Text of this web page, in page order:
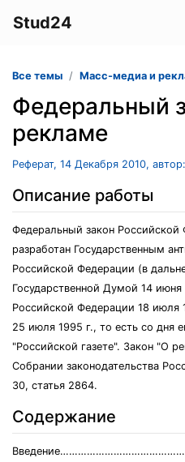
Stud24
Все темы Масс-медиа и
Федеральный
рекламе
Реферат, 14 Декабря 2010,
Описание работы
Федеральный закон
разработан Государственным
Российской Федерации (в
Государственной Думой 14
Российской Федерации 18 июля
25 июля 1995 г., то есть со дня
"Российской газете". Закон "О
Собрании законодательства
30, статья 2864.
Содержание